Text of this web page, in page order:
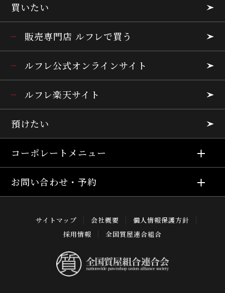
買いたい
販売専門店 ルフレで買う
ルフレ公式オンラインサイト
ルフレ楽天サイト
預けたい
コーポレートメニュー
お問い合わせ・予約
サイトマップ 会社概要
個人情報保護方針
採用情報
全国質屋連合組合